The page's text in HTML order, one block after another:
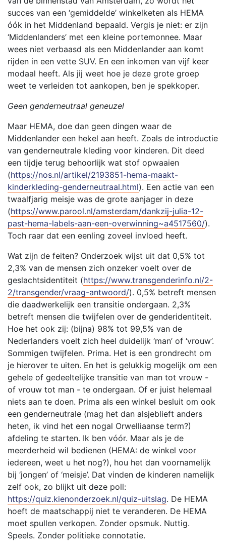
succes van een ‘gemiddelde’ winkelketen als HEMA
óók in het Middenland bepaald. Vergis je niet: er zijn
‘Middenlanders’ met een kleine portemonnee. Maar
wees niet verbaasd als een Middenlander aan komt
rijden in een vette SUV. En een inkomen van vijf keer
modaal heeft. Als jij weet hoe je deze grote groep
weet te verleiden tot aankopen, ben je spekkoper.
Geen genderneutraal geneuzel
Maar HEMA, doe dan geen dingen waar de
Middenlander een hekel aan heeft. Zoals de introductie
van genderneutrale kleding voor kinderen. Dit deed
een tijdje terug behoorlijk wat stof opwaaien
(https://nos.nl/artikel/2193851-hema-maakt-
kinderkleding-genderneutraal.html). Een actie van een
twaalfjarig meisje was de grote aanjager in deze
(https://www.parool.nl/amsterdam/dankzij-julia-12-
past-hema-labels-aan-een-overwinning~a4517560/).
Toch raar dat een eenling zoveel invloed heeft.
Wat zijn de feiten? Onderzoek wijst uit dat 0,5% tot
2,3% van de mensen zich onzeker voelt over de
geslachtsidentiteit (https://www.transgenderinfo.nl/2-
2/transgender/vraag-antwoord/). 0,5% betreft mensen
die daadwerkelijk een transitie ondergaan. 2,3%
betreft mensen die twijfelen over de genderidentiteit.
Hoe het ook zij: (bijna) 98% tot 99,5% van de
Nederlanders voelt zich heel duidelijk ‘man’ of ‘vrouw’.
Sommigen twijfelen. Prima. Het is een grondrecht om
je hierover te uiten. En het is gelukkig mogelijk om een
gehele of gedeeltelijke transitie van man tot vrouw -
of vrouw tot man - te ondergaan. Of er juist helemaal
niets aan te doen. Prima als een winkel besluit om ook
een genderneutrale (mag het dan alsjeblieft anders
heten, ik vind het een nogal Orwelliaanse term?)
afdeling te starten. Ik ben vóór. Maar als je de
meerderheid wil bedienen (HEMA: de winkel voor
iedereen, weet u het nog?), hou het dan voornamelijk
bij ‘jongen’ of ‘meisje’. Dat vinden de kinderen namelijk
zelf ook, zo blijkt uit deze poll:
https://quiz.kienonderzoek.nl/quiz-uitslag. De HEMA
hoeft de maatschappij niet te veranderen. De HEMA
moet spullen verkopen. Zonder opsmuk. Nuttig.
Speels. Zonder politieke connotatie.